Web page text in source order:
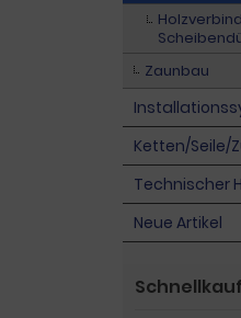
Zaunbau
Ketten/Seile/
Technischer
Neue Artikel
Schnellkauf